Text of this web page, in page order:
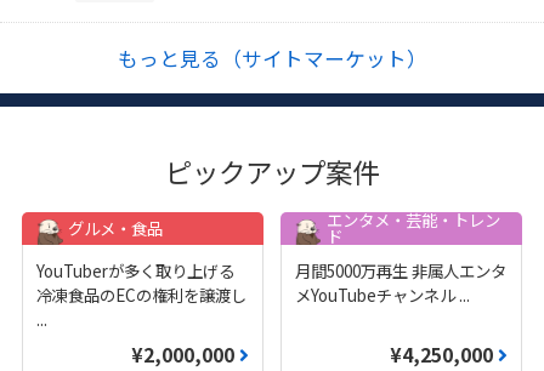
もっと見る（サイトマーケット）
ピックアップ案件
グルメ・食品
YouTuberが多く取り上げる
冷凍食品のECの権利を譲渡し
...
¥2,000,000
エンタメ・芸能・トレン
ド
月間5000万再生 非属人エンタ
メYouTubeチャンネル...
¥4,250,000